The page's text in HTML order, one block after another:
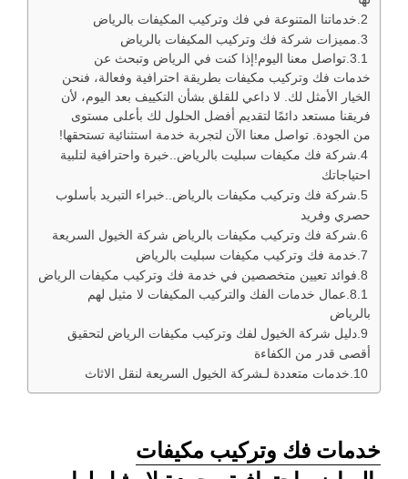
خدماتنا المتنوعة في فك وتركيب المكيفات بالرياض
مميزات شركة فك وتركيب المكيفات بالرياض
تواصل معنا اليوم!إذا كنت في الرياض وتبحث عن
خدمات فك وتركيب مكيفات بطريقة احترافية وفعالة، فنحن
الخيار الأمثل لك. لا داعي للقلق بشأن التكييف بعد اليوم، لأن
فريقنا مستعد دائمًا لتقديم أفضل الحلول لك بأعلى مستوى
من الجودة. تواصل معنا الآن لتجربة خدمة استثنائية تستحقها!
شركة فك مكيفات سبليت بالرياض..خبرة واحترافية لتلبية
احتياجاتك
شركة فك وتركيب مكيفات بالرياض..خبراء التبريد بأسلوب
حصري وفريد
شركة فك وتركيب مكيفات بالرياض شركة الخيول السريعة
خدمة فك وتركيب مكيفات سبليت بالرياض
فوائد تعيين متخصصين في خدمة فك وتركيب مكيفات الرياض
عمال خدمات الفك والتركيب المكيفات لا مثيل لهم
بالرياض
دليل شركة الخيول لفك وتركيب مكيفات الرياض لتحقيق
أقصى قدر من الكفاءة
خدمات متعددة لـشركة الخيول السريعة لنقل الاثاث
خدمات فك وتركيب مكيفات